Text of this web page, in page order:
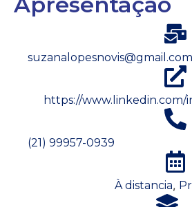
suzanalopesnovis@gmail.com
https://www.linkedin.com/
(21) 99957-0939
À distancia,